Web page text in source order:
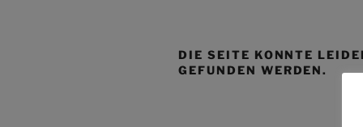
DIE SEITE KONNTE
GEFUNDEN WERDEN.